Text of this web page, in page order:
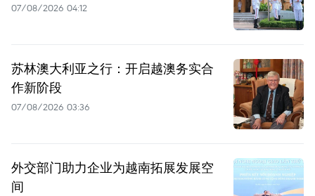
07/08/2026 04:12
苏林澳大利亚之行：开启越澳务实合
作新阶段
07/08/2026 03:36
外交部门助力企业为越南拓展发展空
间